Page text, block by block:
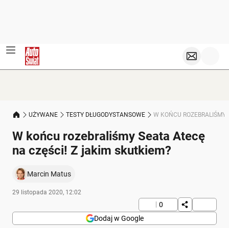
UŻYWANE TESTY DŁUGODYSTANSOWE W KOŃCU
W końcu rozebraliśmy Seata Atecę
na części! Z jakim skutkiem?
Marcin Matus
29 listopada 2020, 12:02
0
Dodaj w Google